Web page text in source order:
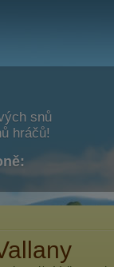
snů
hráčů!